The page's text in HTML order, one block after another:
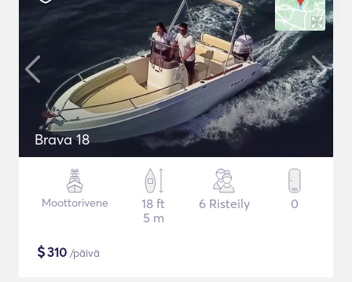
Brava 18
Moottorivene
18 ft
5 m
6 Risteily 0
$310 /päivä